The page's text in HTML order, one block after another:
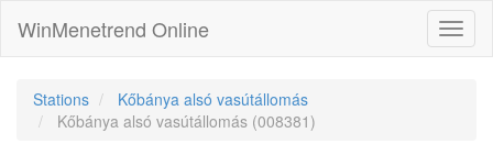
WinMenetrend Online
Stations
Kőbánya alsó vasútállomás
Kőbánya alsó vasútállomás (008381)